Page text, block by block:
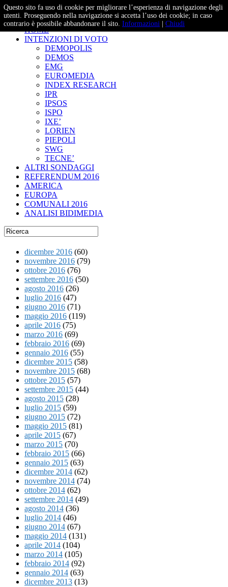
– Studi e Proiezioni Elettorali
HOME
INTENZIONI DI VOTO
DEMOPOLIS
DEMOS
EMG
EUROMEDIA
INDEX RESEARCH
IPR
IPSOS
ISPO
IXE’
LORIEN
PIEPOLI
SWG
TECNE’
ALTRI SONDAGGI
REFERENDUM 2016
AMERICA
EUROPA
COMUNALI 2016
ANALISI BIDIMEDIA
dicembre 2016 (60)
novembre 2016 (79)
ottobre 2016 (76)
settembre 2016 (50)
agosto 2016 (26)
luglio 2016 (47)
giugno 2016 (71)
maggio 2016 (119)
aprile 2016 (75)
marzo 2016 (69)
febbraio 2016 (69)
gennaio 2016 (55)
dicembre 2015 (58)
novembre 2015 (68)
ottobre 2015 (57)
settembre 2015 (44)
agosto 2015 (28)
luglio 2015 (59)
giugno 2015 (72)
maggio 2015 (81)
aprile 2015 (67)
marzo 2015 (70)
febbraio 2015 (66)
gennaio 2015 (63)
dicembre 2014 (62)
novembre 2014 (74)
ottobre 2014 (62)
settembre 2014 (49)
agosto 2014 (36)
luglio 2014 (46)
giugno 2014 (67)
maggio 2014 (131)
aprile 2014 (104)
marzo 2014 (105)
febbraio 2014 (92)
gennaio 2014 (63)
dicembre 2013 (13)
Questo sito fa uso di cookie per migliorare l’esperienza di navigazione degli
utenti. Proseguendo nella navigazione si accetta l’uso dei cookie; in caso
contrario è possibile abbandonare il sito. Informazioni Chiudi